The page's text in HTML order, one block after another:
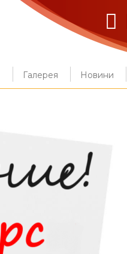
Галерея Новини